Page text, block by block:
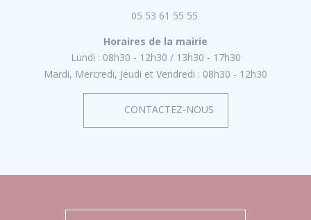
05 53 61 55 55
Horaires de la mairie
Lundi : 08h30 - 12h30
13h30 - 17h30
Mardi, Mercredi, Jeudi et Vendredi : 08h30 - 12h30
CONTACTEZ-NOUS